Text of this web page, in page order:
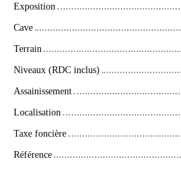
Exposition
Cave
Terrain
Niveaux (RDC inclus)
Assainissement
Localisation
Taxe foncière
Référence